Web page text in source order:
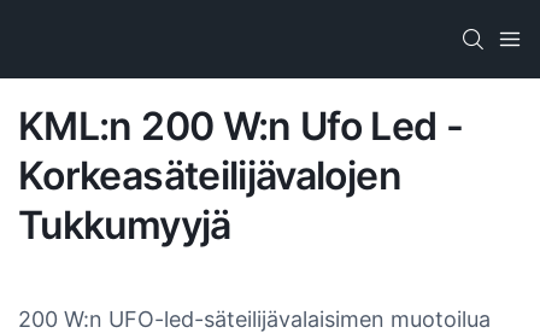
KML:n 200 W:n Ufo Led -
Korkeasäteilijävalojen
Tukkumyyjä
200 W:n UFO-led-säteilijävalaisimen muotoilua